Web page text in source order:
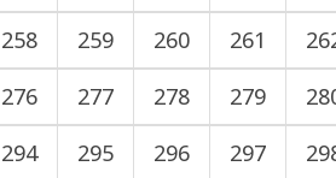
258 259 260 261
276 277 278 279
294 295 296 297